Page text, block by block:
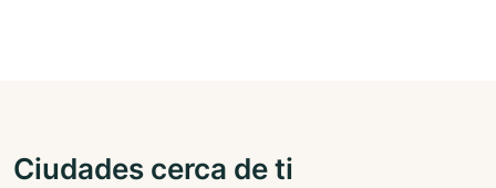
Ciudades cerca de ti